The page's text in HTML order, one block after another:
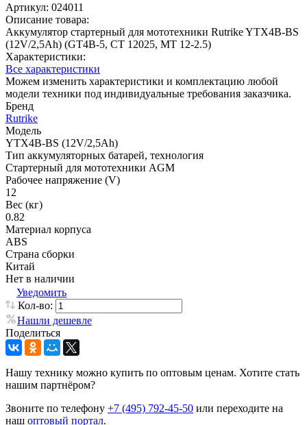
Артикул: 024011
Описание товара:
Аккумулятор стартерный для мототехники Rutrike YTX4B-BS
(12V/2,5Ah) (GT4B-5, CT 12025, MT 12-2.5)
Характеристики:
Все характеристики
Можем изменить характеристики и комплектацию любой
модели техники под индивидуальные требования заказчика.
Бренд
Rutrike
Модель
YTX4B-BS (12V/2,5Ah)
Тип аккумуляторных батарей, технология
Стартерный для мототехники AGM
Рабочее напряжение (V)
12
Вес (кг)
0.82
Материал корпуса
ABS
Страна сборки
Китай
Нет в наличии
Уведомить
Кол-во:
Нашли дешевле
Поделиться
Нашу технику можно купить по оптовым ценам. Хотите стать
нашим партнёром?
Звоните по телефону +7 (495) 792-45-50 или переходите на
наш оптовый портал.